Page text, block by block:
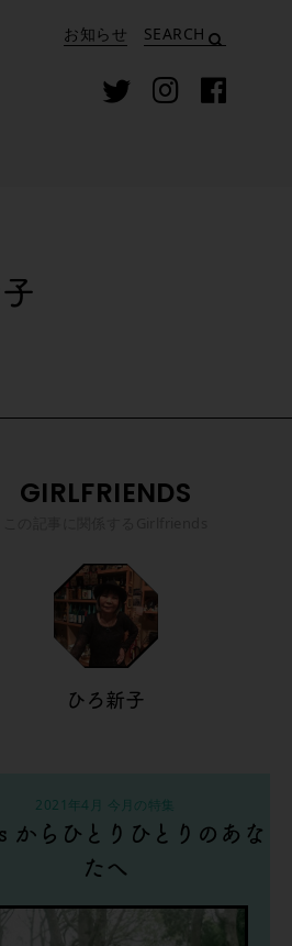
お知らせ SEARCH
GIRLFRIENDS
ひろ新子
2021年4月 今月の特集
からひとりひとりのあな
たへ